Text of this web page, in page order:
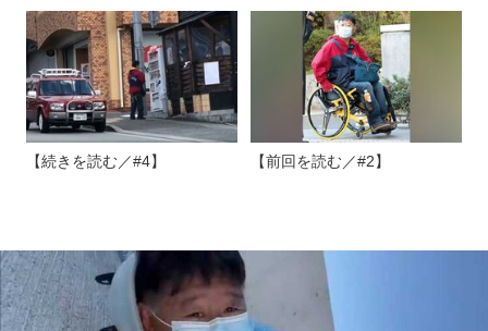
【続きを読む／#4】 【前回を読む／#2】